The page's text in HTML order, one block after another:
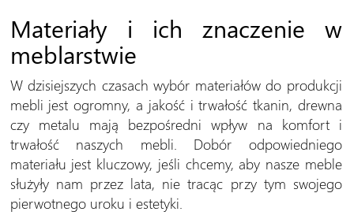
Materiały i ich znaczenie w
meblarstwie
W dzisiejszych czasach wybór materiałów do produkcji
mebli jest ogromny, a jakość i trwałość tkanin, drewna
czy metalu mają bezpośredni wpływ na komfort i
trwałość naszych mebli. Dobór odpowiedniego
materiału jest kluczowy, jeśli chcemy, aby nasze meble
służyły nam przez lata, nie tracąc przy tym swojego
pierwotnego uroku i estetyki.